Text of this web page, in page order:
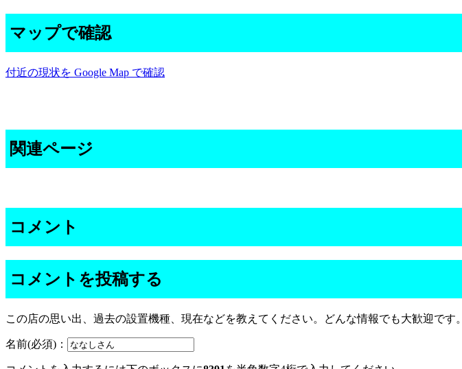
マップで確認
付近の現状を Google Map で確認
関連ページ
コメント
コメントを投稿する
この店の思い出、過去の設置機種、現在などを教えてください。どんな情報でも大歓迎です。
名前(必須)：